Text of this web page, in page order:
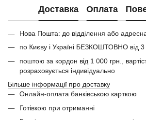
Доставка Оплата
Нова Пошта: до відділення або
по Києву і Україні БЕЗКОШТОВНО від 3
поштою за кордон від 1 000 грн.,
розраховується індивідуально
Більше інформації про доставку
Онлайн-оплата банківською карткою
Готівкою при отриманні